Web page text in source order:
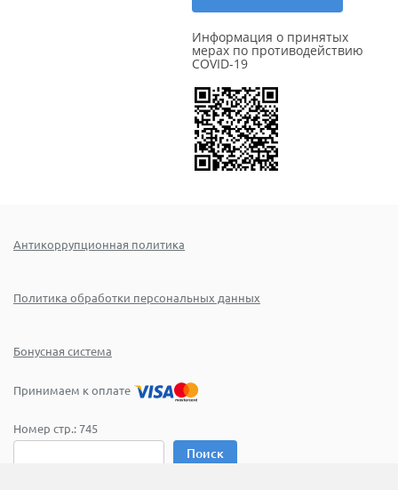
Информация о принятых
мерах по противодействию
COVID-19
Антикоррупционная политика
Политика обработки персональных данных
Бонусная система
Принимаем к оплате
Номер стр.:745
Поиск